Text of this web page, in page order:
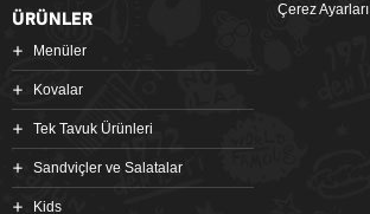
Çerez Ayarları
ÜRÜNLER
Menüler
Kovalar
Tek Tavuk Ürünleri
Sandviçler ve Salatalar
Kids